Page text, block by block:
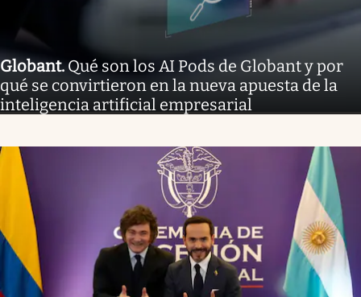
Globant.Qué son los AI Pods de Globant y por
qué se convirtieron en la nueva apuesta de la
inteligencia artificial empresarial